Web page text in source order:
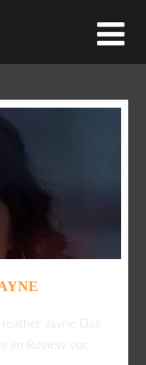
Jayne Das
im Review vor.